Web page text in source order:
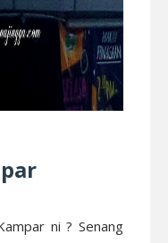
ni ? Senang